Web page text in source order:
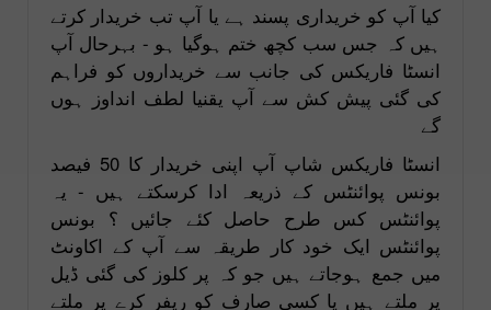
کیا آپ کو خریداری پسند ہے یا آپ تب خریدار کرتے
ہیں کہ جس سب کچھ ختم ہوگیا ہو - بہرحال آپ
انسٹا فاریکس کی جانب سے خریداروں کو فراہم
کی گئی پیش کش سے آپ یقنیا لطف انداوز ہوں
گے
انسٹا فاریکس شاپ آپ اپنی خریدار کا 50 فیصد
بونس پوائنٹس کے ذریعہ ادا کرسکتے ہیں - یہ
پوائنٹس کس طرح حاصل کئے جائیں ؟ بونس
پوائنٹس ایک خود کار طریقہ سے آپ کے اکاونٹ
میں جمع ہوجاتے ہیں جو کہ پر کلوز کی گئی ڈیل
پر ملتے ہیں یا کسی صارف کو ریفر کرے پر ملتے